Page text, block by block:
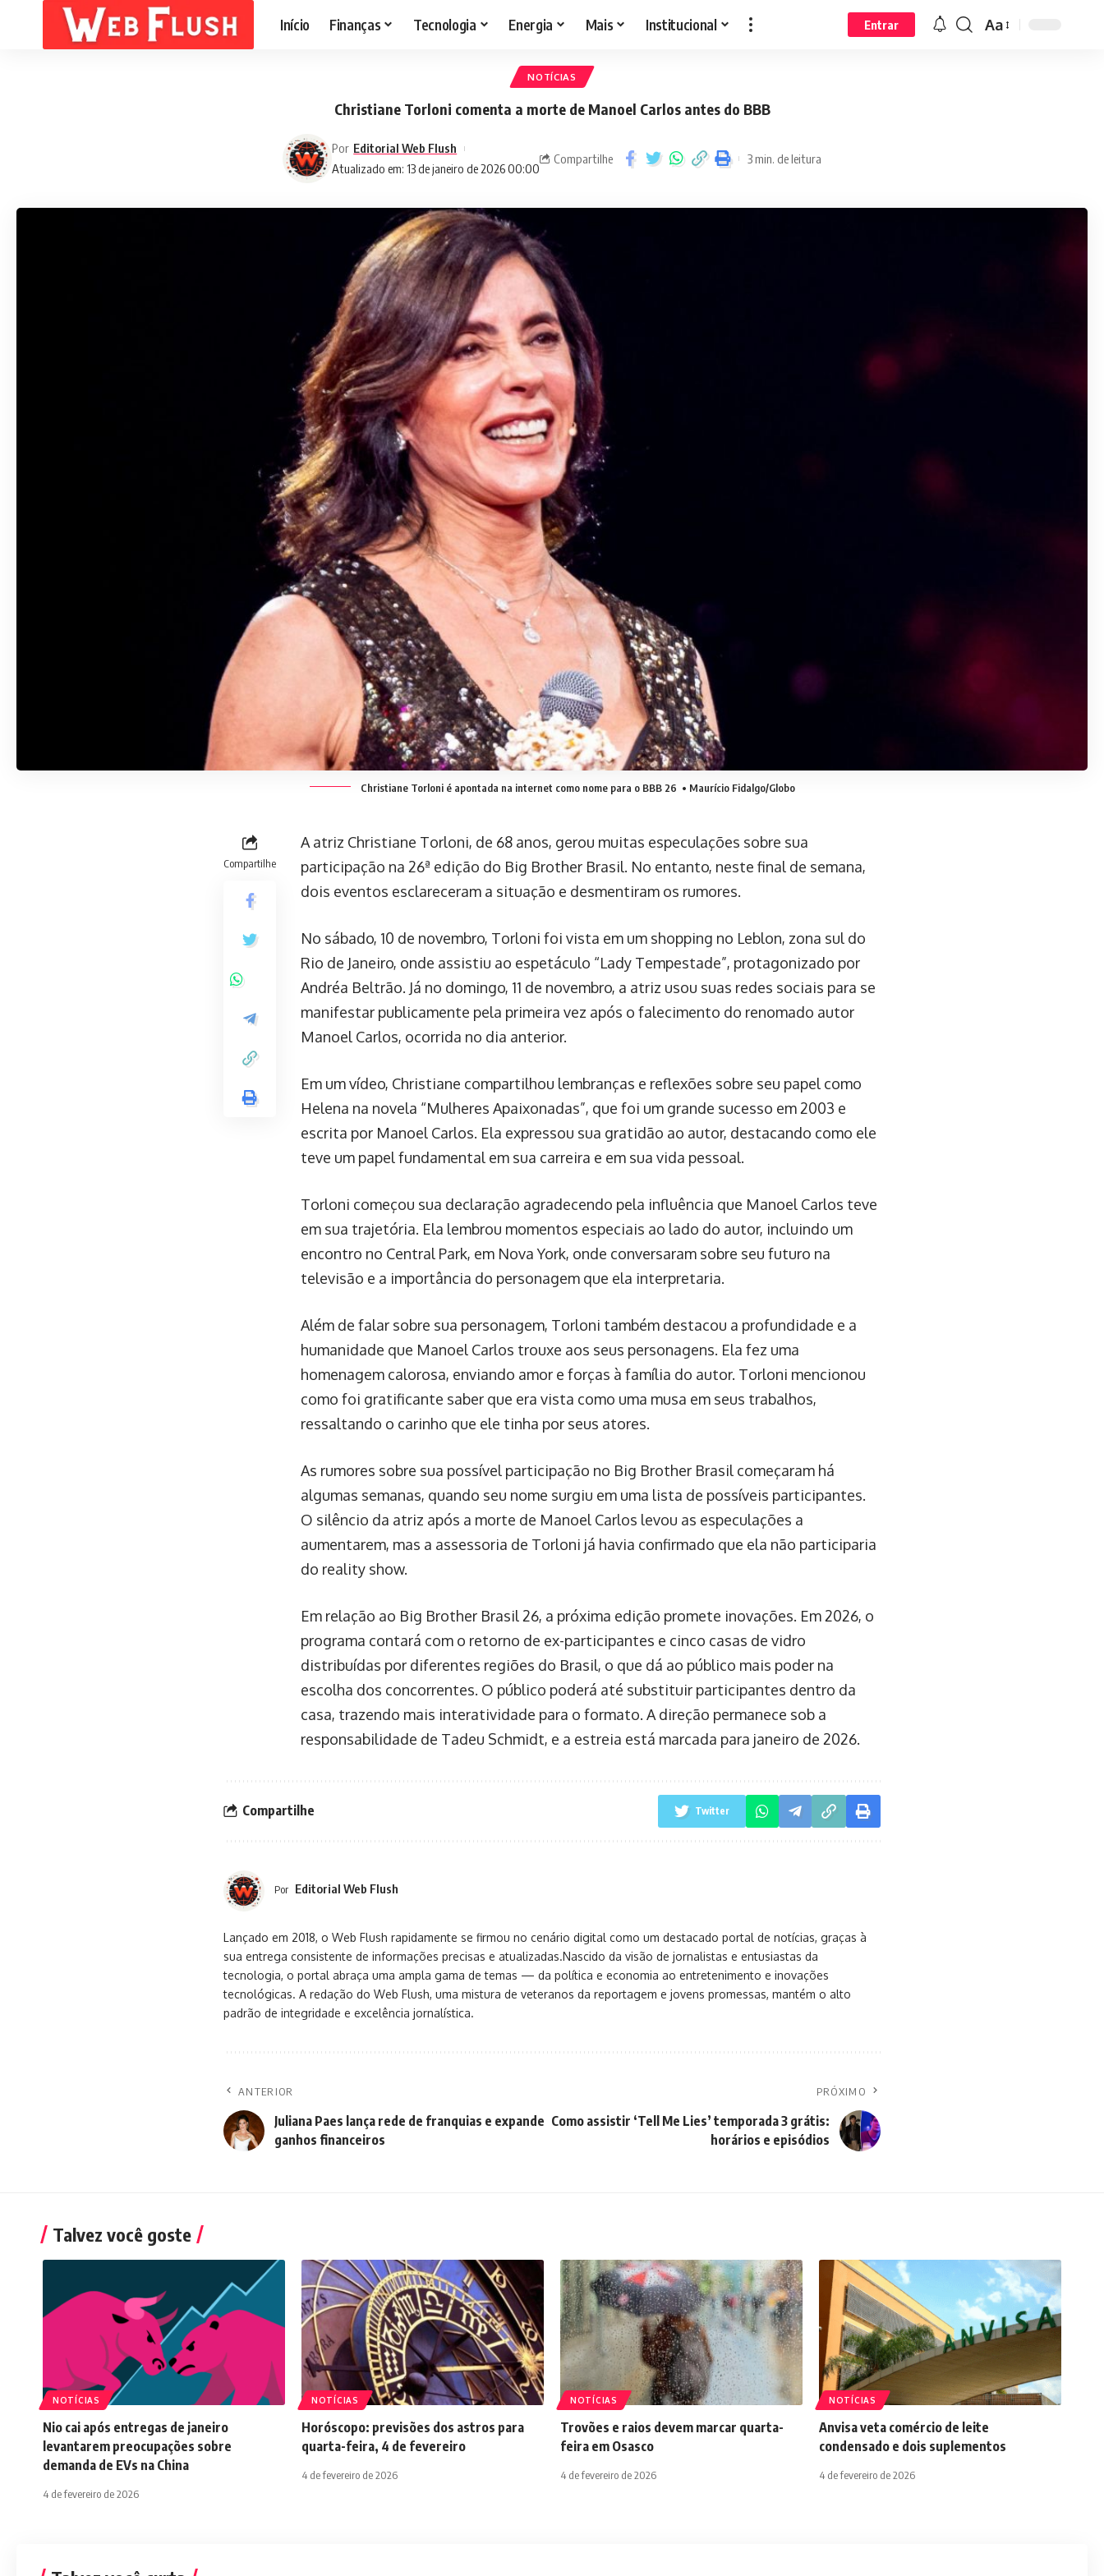
Início Finanças Tecnologia Energia Mais Institucional Entrar Aa
NOTÍCIAS
Christiane Torloni comenta a morte de Manoel Carlos antes do BBB
Atualizado em: 13 de janeiro de 2026 00:00
Por Editorial Web Flush
Compartilhe 3 min. de leitura
Christiane Torloni é apontada na internet como nome para o BBB 26 • Maurício Fidalgo/Globo
Compartilhe
A atriz Christiane Torloni, de 68 anos, gerou muitas especulações sobre sua
participação na 26ª edição do Big Brother Brasil. No entanto, neste final de semana,
dois eventos esclareceram a situação e desmentiram os rumores.
No sábado, 10 de novembro, Torloni foi vista em um shopping no Leblon, zona sul do
Rio de Janeiro, onde assistiu ao espetáculo “Lady Tempestade”, protagonizado por
Andréa Beltrão. Já no domingo, 11 de novembro, a atriz usou suas redes sociais para se
manifestar publicamente pela primeira vez após o falecimento do renomado autor
Manoel Carlos, ocorrida no dia anterior.
Em um vídeo, Christiane compartilhou lembranças e reflexões sobre seu papel como
Helena na novela “Mulheres Apaixonadas”, que foi um grande sucesso em 2003 e
escrita por Manoel Carlos. Ela expressou sua gratidão ao autor, destacando como ele
teve um papel fundamental em sua carreira e em sua vida pessoal.
Torloni começou sua declaração agradecendo pela influência que Manoel Carlos teve
em sua trajetória. Ela lembrou momentos especiais ao lado do autor, incluindo um
encontro no Central Park, em Nova York, onde conversaram sobre seu futuro na
televisão e a importância do personagem que ela interpretaria.
Além de falar sobre sua personagem, Torloni também destacou a profundidade e a
humanidade que Manoel Carlos trouxe aos seus personagens. Ela fez uma
homenagem calorosa, enviando amor e forças à família do autor. Torloni mencionou
como foi gratificante saber que era vista como uma musa em seus trabalhos,
ressaltando o carinho que ele tinha por seus atores.
As rumores sobre sua possível participação no Big Brother Brasil começaram há
algumas semanas, quando seu nome surgiu em uma lista de possíveis participantes.
O silêncio da atriz após a morte de Manoel Carlos levou as especulações a
aumentarem, mas a assessoria de Torloni já havia confirmado que ela não participaria
do reality show.
Em relação ao Big Brother Brasil 26, a próxima edição promete inovações. Em 2026, o
programa contará com o retorno de ex-participantes e cinco casas de vidro
distribuídas por diferentes regiões do Brasil, o que dá ao público mais poder na
escolha dos concorrentes. O público poderá até substituir participantes dentro da
casa, trazendo mais interatividade para o formato. A direção permanece sob a
responsabilidade de Tadeu Schmidt, e a estreia está marcada para janeiro de 2026.
Compartilhe Twitter
Por Editorial Web Flush
Lançado em 2018, o Web Flush rapidamente se firmou no cenário digital como um destacado portal de notícias, graças à
sua entrega consistente de informações precisas e atualizadas.Nascido da visão de jornalistas e entusiastas da
tecnologia, o portal abraça uma ampla gama de temas — da política e economia ao entretenimento e inovações
tecnológicas. A redação do Web Flush, uma mistura de veteranos da reportagem e jovens promessas, mantém o alto
padrão de integridade e excelência jornalística.
ANTERIOR
Juliana Paes lança rede de franquias e expande
ganhos financeiros
PRÓXIMO
Como assistir ‘Tell Me Lies’ temporada 3 grátis:
horários e episódios
Talvez você goste
NOTÍCIAS
Nio cai após entregas de janeiro
levantarem preocupações sobre
demanda de EVs na China
4 de fevereiro de 2026
NOTÍCIAS
Horóscopo: previsões dos astros para
quarta-feira, 4 de fevereiro
4 de fevereiro de 2026
NOTÍCIAS
Trovões e raios devem marcar quarta-
feira em Osasco
4 de fevereiro de 2026
NOTÍCIAS
Anvisa veta comércio de leite
condensado e dois suplementos
4 de fevereiro de 2026